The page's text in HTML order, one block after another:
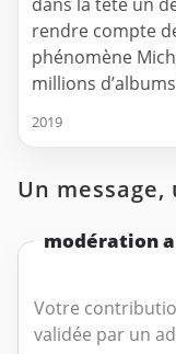
rendre compte
phénomène
millions
2019
Un
modération
Votre
validée par un